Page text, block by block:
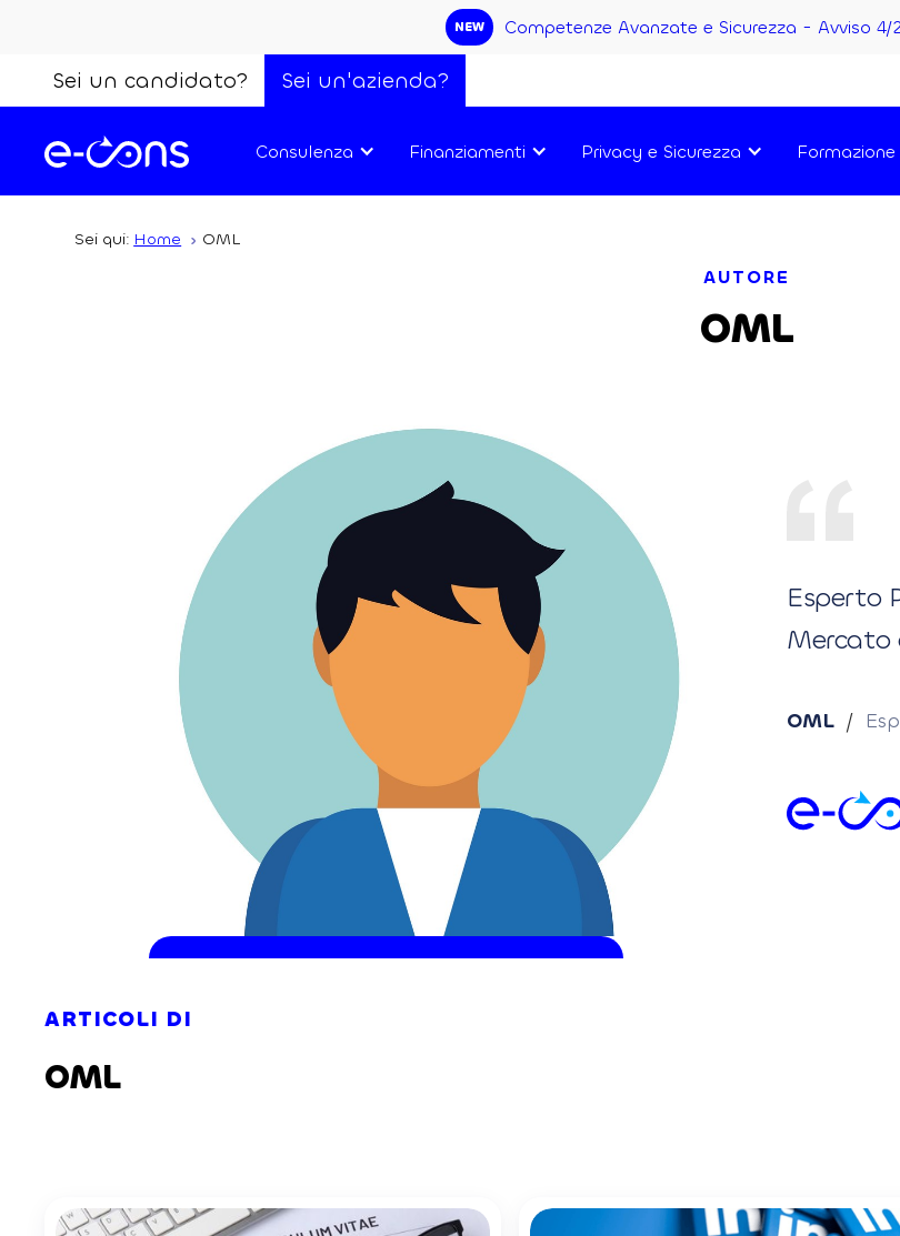
NEW Competenze Avanzate e Sicurezza - Avviso 4/
Sei un candidato? Sei un'azienda?
Consulenza Finanziamenti Privacy e Sicurezza Formazione
Sei qui: Home OML
AUTORE
OML
Esperto
Mercato
OML /
ARTICOLI DI
OML